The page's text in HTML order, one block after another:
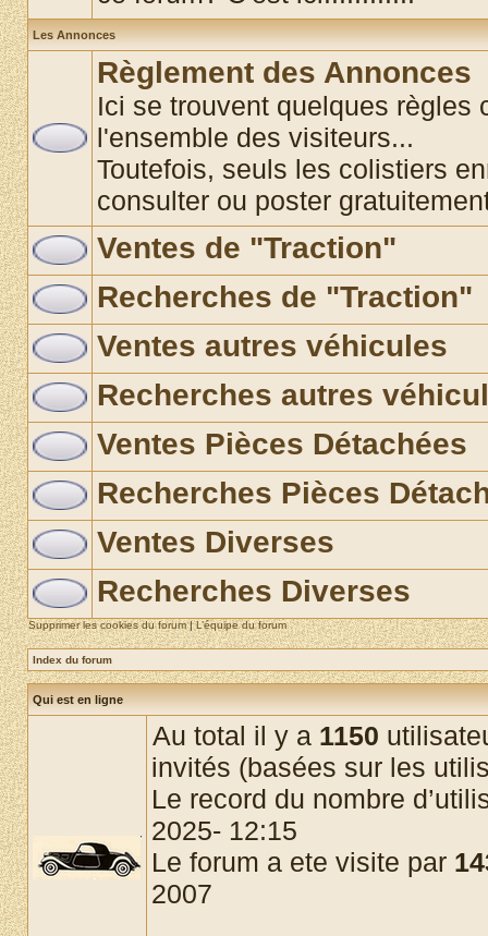
Les Annonces
Règlement des Annonces
Ici se trouvent quelques règles
l'ensemble des visiteurs...
Toutefois, seuls les colistiers
consulter ou poster
Ventes de "Traction"
Recherches de "Traction"
Ventes autres véhicules
Recherches autres
Ventes Pièces Détachées
Recherches Pièces
Ventes Diverses
Recherches Diverses
Supprimer les cookies du forum|L’équipe du forum
Index du forum
Qui est en ligne
Au total il y a 1150
invités (basées sur les
Le record du nombre
2025- 12:15
Le forum a ete visite par
2007